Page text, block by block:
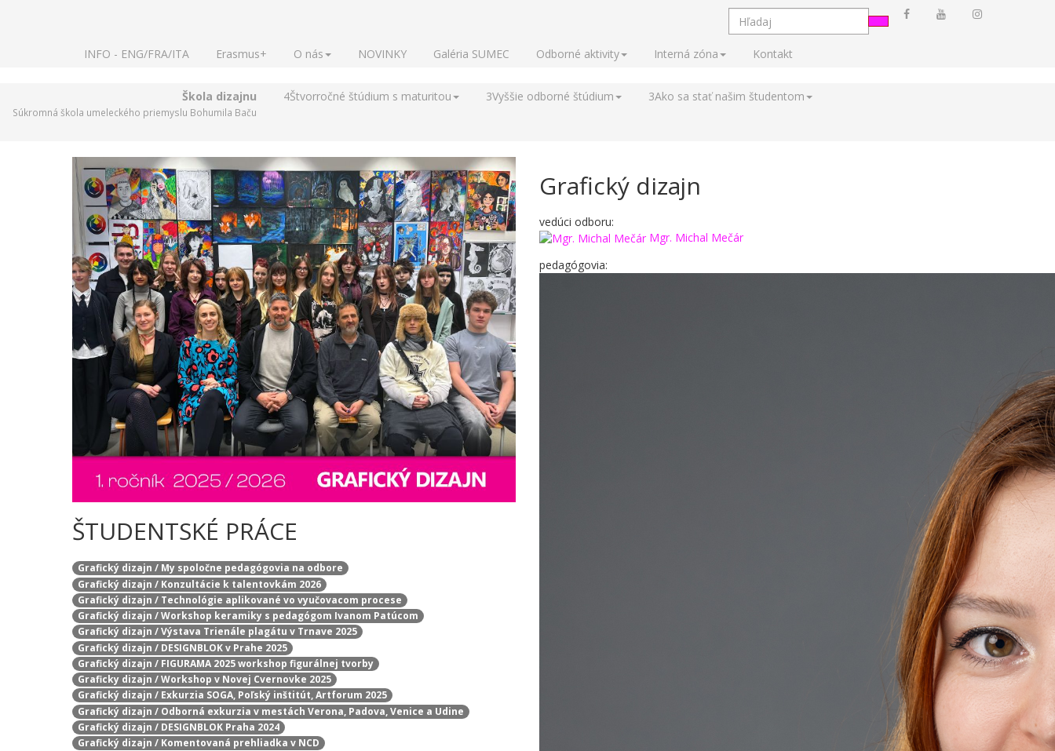
INFO - ENG/FRA/ITA Erasmus+ O nás NOVINKY Galéria SUMEC Odborné aktivity Interná zóna Kontakt
Škola dizajnu
Súkromná škola umeleckého priemyslu Bohumila Baču
4Štvorročné štúdium s maturitou 3Vyššie odborné štúdium 3Ako sa stať našim študentom
Grafický dizajn / My spoločne pedagógovia na odbore
ŠTUDENTSKÉ PRÁCE
Grafický dizajn / My spoločne pedagógovia na odbore
Grafický dizajn / Konzultácie k talentovkám 2026
Grafický dizajn / Technológie aplikované vo vyučovacom procese
Grafický dizajn / Workshop keramiky s pedagógom Ivanom Patúcom
Grafický dizajn / Výstava Trienále plagátu v Trnave 2025
Grafický dizajn / DESIGNBLOK v Prahe 2025
Grafický dizajn / FIGURAMA 2025 workshop figurálnej tvorby
Graficky dizajn / Workshop v Novej Cvernovke 2025
Grafický dizajn / Exkurzia SOGA, Poľský inštitút, Artforum 2025
Grafický dizajn / Odborná exkurzia v mestách Verona, Padova, Venice a Udine
Grafický dizajn / DESIGNBLOK Praha 2024
Grafický dizajn / Komentovaná prehliadka v NCD
Grafický dizajn
vedúci odboru:
Mgr. Michal Mečár
pedagógovia: